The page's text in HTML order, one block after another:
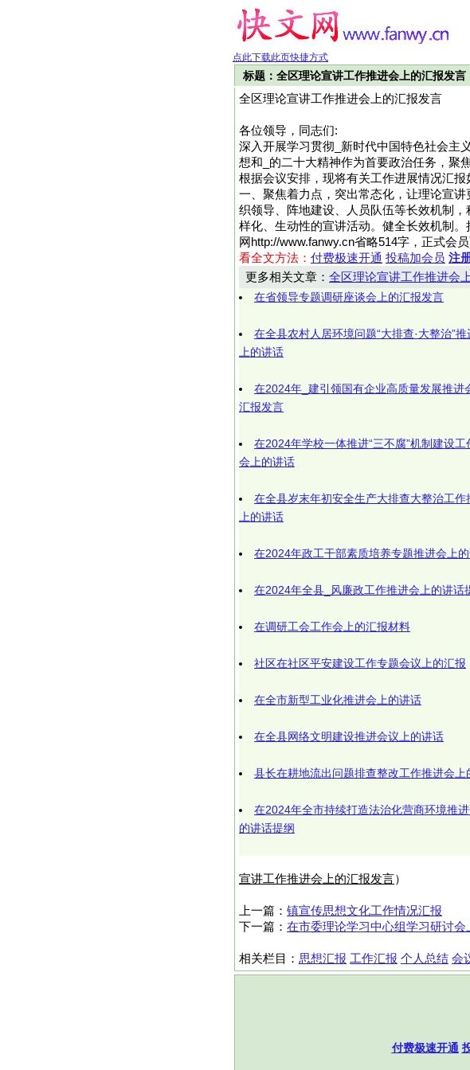
点此下载此页快捷方式
标题：全区理论宣讲工作推进会上的汇报发言
全区理论宣讲工作推进会上的汇报发言
各位领导，同志们:
深入开展学习贯彻_新时代中国特色社会主
想和_的二十大精神作为首要政治任务，聚
根据会议安排，现将有关工作进展情况汇报
一、聚焦着力点，突出常态化，让理论宣
织领导、阵地建设、人员队伍等长效机制
样化、生动性的宣讲活动。健全长效机制
网http://www.fanwy.cn省略514字，正式会
看全文方法： 付费极速开通 投稿加会员 注
更多相关文章： 全区理论宣讲工作推进会
在省领导专题调研座谈会上的汇报发言
在全县农村人居环境问题“大排查·大整治”推
上的讲话
在2024年_建引领国有企业高质量发展推进
汇报发言
在2024年学校一体推进“三不腐”机制建设工
会上的讲话
在全县岁末年初安全生产大排查大整治工作
上的讲话
在2024年政工干部素质培养专题推进会上
在2024年全县_风廉政工作推进会上的讲话
在调研工会工作会上的汇报材料
社区在社区平安建设工作专题会议上的汇报
在全市新型工业化推进会上的讲话
在全县网络文明建设推进会议上的讲话
县长在耕地流出问题排查整改工作推进会上
在2024年全市持续打造法治化营商环境推
的讲话提纲
宣讲工作推进会上的汇报发言）
上一篇： 镇宣传思想文化工作情况汇报
下一篇： 在市委理论学习中心组学习研讨会
相关栏目： 思想汇报 工作汇报 个人总结 会
付费极速开通